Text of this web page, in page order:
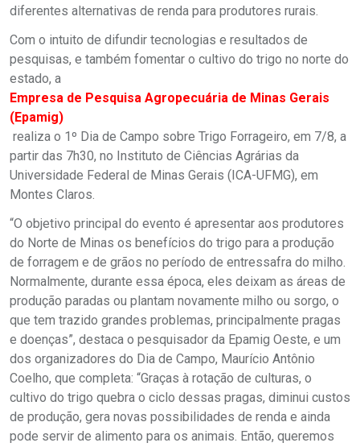
diferentes alternativas de renda para produtores rurais.
Com o intuito de difundir tecnologias e resultados de
pesquisas, e também fomentar o cultivo do trigo no norte do
estado, a
Empresa de Pesquisa Agropecuária de Minas Gerais
(Epamig)
realiza o 1º Dia de Campo sobre Trigo Forrageiro, em 7/8, a
partir das 7h30, no Instituto de Ciências Agrárias da
Universidade Federal de Minas Gerais (ICA-UFMG), em
Montes Claros.
“O objetivo principal do evento é apresentar aos produtores
do Norte de Minas os benefícios do trigo para a produção
de forragem e de grãos no período de entressafra do milho.
Normalmente, durante essa época, eles deixam as áreas de
produção paradas ou plantam novamente milho ou sorgo, o
que tem trazido grandes problemas, principalmente pragas
e doenças”, destaca o pesquisador da Epamig Oeste, e um
dos organizadores do Dia de Campo, Maurício Antônio
Coelho, que completa: “Graças à rotação de culturas, o
cultivo do trigo quebra o ciclo dessas pragas, diminui custos
de produção, gera novas possibilidades de renda e ainda
pode servir de alimento para os animais. Então, queremos